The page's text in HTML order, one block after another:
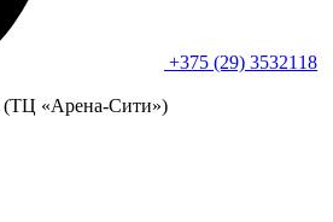
+375 (29) 3532118
(ТЦ «Арена-Сити»)